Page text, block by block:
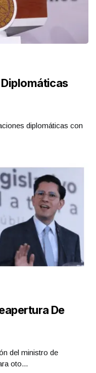
diplomáticas con
De
del ministro de
oto...